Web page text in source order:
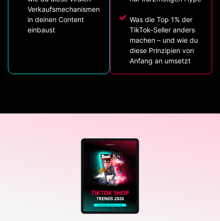
Verkaufsmechanismen
in deinen Content
einbaust
Was die Top 1% der
TikTok-Seller anders
machen – und wie du
diese Prinzipien von
Anfang an umsetzt